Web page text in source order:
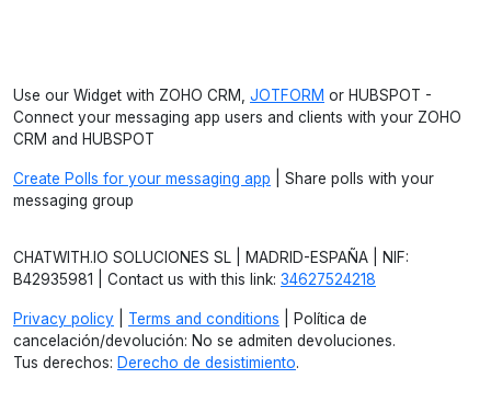
Use our Widget with ZOHO CRM, JOTFORM or HUBSPOT -
Connect your messaging app users and clients with your ZOHO
CRM and HUBSPOT
Create Polls for your messaging app | Share polls with your
messaging group
CHATWITH.IO SOLUCIONES SL | MADRID-ESPAÑA | NIF:
B42935981 | Contact us with this link: 34627524218
Privacy policy Terms and conditions | Política de
cancelación/devolución: No se admiten devoluciones.
Tus derechos: Derecho de desistimiento.